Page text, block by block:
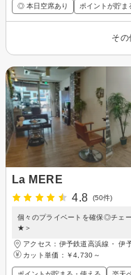
◎ 本日空席あり ポイントが貯ま
その
La MERE
4.8
(50件)
個々のプライベートを確保◎チェ
★＞
アクセス：伊予鉄道高浜線・ 伊
カット単価： ￥4,730～